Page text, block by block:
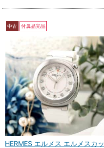
中古 付属品完品
HERMES エルメス エルメスカッ